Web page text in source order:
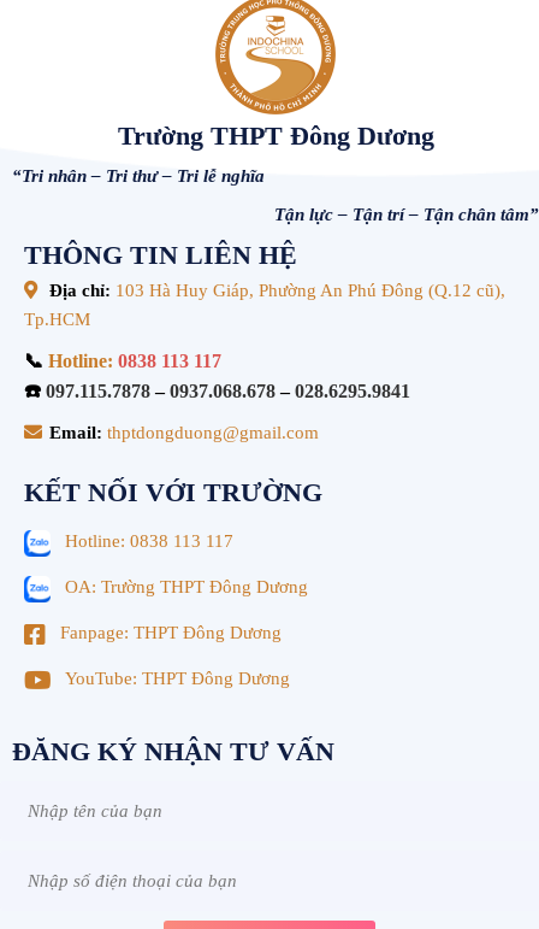
Trường THPT Đông Dương
“Tri nhân – Tri thư – Tri lễ nghĩa
Tận lực – Tận trí – Tận chân tâm”
THÔNG TIN LIÊN HỆ
Địa chỉ: 103 Hà Huy Giáp, Phường An Phú Đông (Q.12 cũ),
Tp.HCM
📞 Hotline: 0838 113 117
☎️ 097.115.7878–0937.068.678–028.6295.9841
Email: thptdongduong@gmail.com
KẾT NỐI VỚI TRƯỜNG
Hotline: 0838 113 117
OA: Trường THPT Đông Dương
Fanpage: THPT Đông Dương
YouTube: THPT Đông Dương
ĐĂNG KÝ NHẬN TƯ VẤN